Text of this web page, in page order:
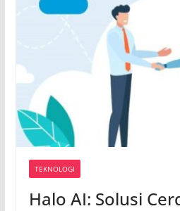
TEKNOLOGI
Halo AI: Solusi